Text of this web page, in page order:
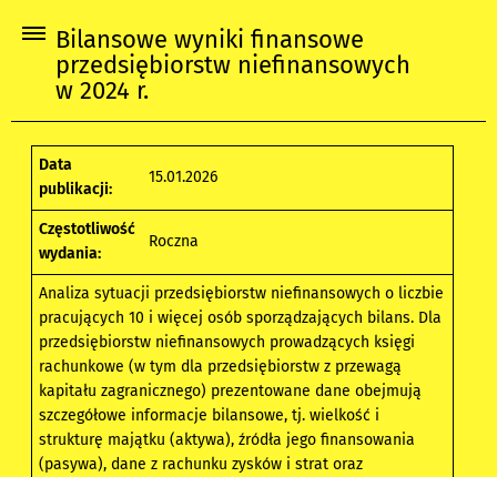
Bilansowe wyniki finansowe
przedsiębiorstw niefinansowych
w 2024 r.
Data
publikacji:
15.01.2026
Częstotliwość
wydania:
Roczna
Analiza sytuacji przedsiębiorstw niefinansowych o liczbie
pracujących 10 i więcej osób sporządzających bilans. Dla
przedsiębiorstw niefinansowych prowadzących księgi
rachunkowe (w tym dla przedsiębiorstw z przewagą
kapitału zagranicznego) prezentowane dane obejmują
szczegółowe informacje bilansowe, tj. wielkość i
strukturę majątku (aktywa), źródła jego finansowania
(pasywa), dane z rachunku zysków i strat oraz